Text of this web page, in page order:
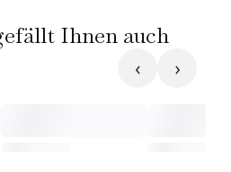
Ihnen auch
‹ ›